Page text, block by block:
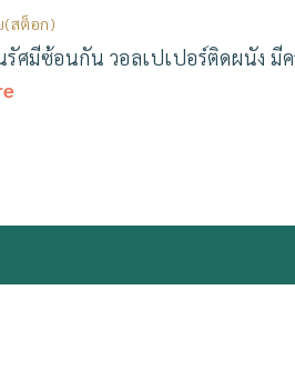
(สต็อก)
มีซ้อนกัน วอลเปเปอร์ติดผนัง มีค